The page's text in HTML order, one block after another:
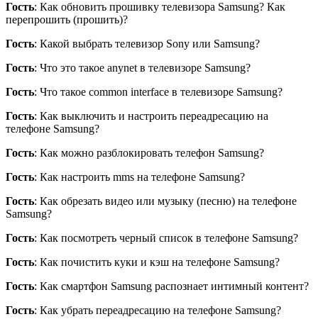
Гость: Как обновить прошивку телевизора Samsung? Как
перепрошить (прошить)?
Гость: Какой выбрать телевизор Sony или Samsung?
Гость: Что это такое anynet в телевизоре Samsung?
Гость: Что такое common interface в телевизоре Samsung?
Гость: Как выключить и настроить переадресацию на
телефоне Samsung?
Гость: Как можно разблокировать телефон Samsung?
Гость: Как настроить mms на телефоне Samsung?
Гость: Как обрезать видео или музыку (песню) на телефоне
Samsung?
Гость: Как посмотреть черный список в телефоне Samsung?
Гость: Как почистить куки и кэш на телефоне Samsung?
Гость: Как смартфон Samsung распознает интимный контент?
Гость: Как убрать переадресацию на телефоне Samsung?